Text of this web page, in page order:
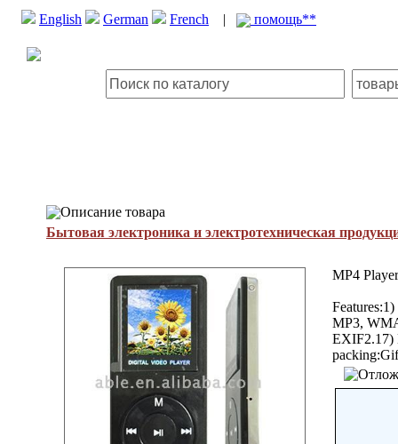
English German French | помощь**
Описание товара
Бытовая электроника и электротехническая
MP4 Player
MP3,
EXIF2.17)